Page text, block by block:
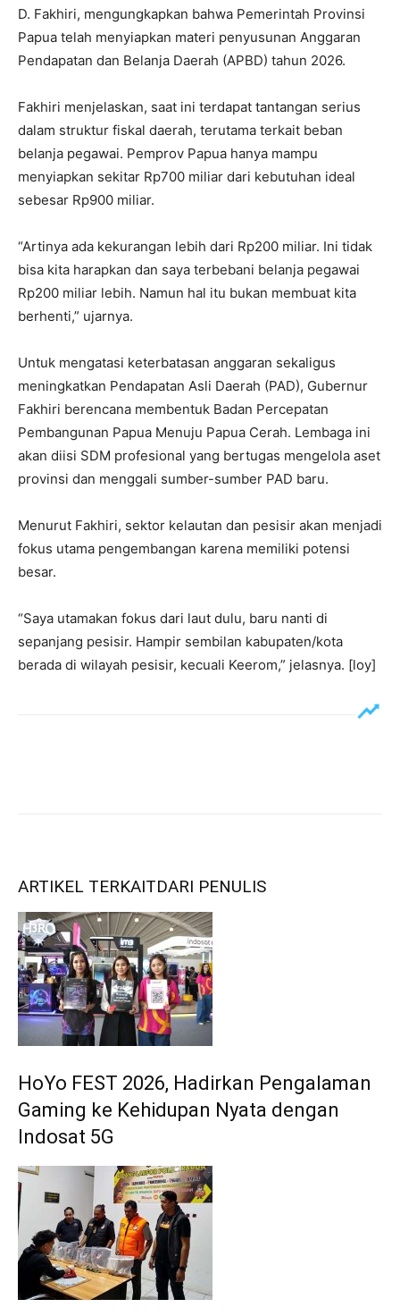
D. Fakhiri, mengungkapkan bahwa Pemerintah Provinsi
Papua telah menyiapkan materi penyusunan Anggaran
Pendapatan dan Belanja Daerah (APBD) tahun 2026.
Fakhiri menjelaskan, saat ini terdapat tantangan serius
dalam struktur fiskal daerah, terutama terkait beban
belanja pegawai. Pemprov Papua hanya mampu
menyiapkan sekitar Rp700 miliar dari kebutuhan ideal
sebesar Rp900 miliar.
“Artinya ada kekurangan lebih dari Rp200 miliar. Ini tidak
bisa kita harapkan dan saya terbebani belanja pegawai
Rp200 miliar lebih. Namun hal itu bukan membuat kita
berhenti,” ujarnya.
Untuk mengatasi keterbatasan anggaran sekaligus
meningkatkan Pendapatan Asli Daerah (PAD), Gubernur
Fakhiri berencana membentuk Badan Percepatan
Pembangunan Papua Menuju Papua Cerah. Lembaga ini
akan diisi SDM profesional yang bertugas mengelola aset
provinsi dan menggali sumber-sumber PAD baru.
‎Menurut Fakhiri, sektor kelautan dan pesisir akan menjadi
fokus utama pengembangan karena memiliki potensi
besar.
‎“Saya utamakan fokus dari laut dulu, baru nanti di
sepanjang pesisir. Hampir sembilan kabupaten/kota
berada di wilayah pesisir, kecuali Keerom,” jelasnya. [loy]
ARTIKEL TERKAITDARI PENULIS
HoYo FEST 2026, Hadirkan Pengalaman
Gaming ke Kehidupan Nyata dengan
Indosat 5G